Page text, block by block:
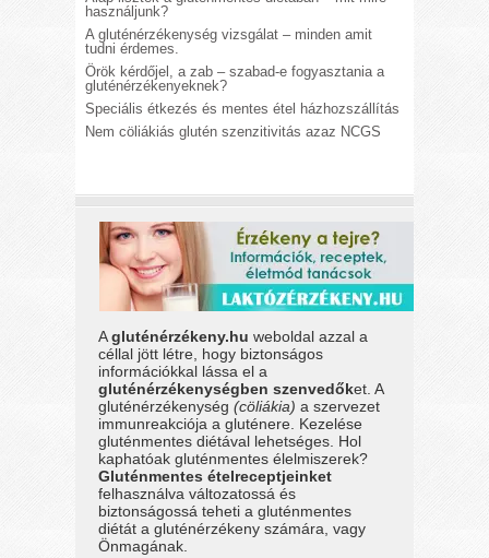
használjunk?
A gluténérzékenység vizsgálat – minden amit
tudni érdemes.
Örök kérdőjel, a zab – szabad-e fogyasztania a
gluténérzékenyeknek?
Speciális étkezés és mentes étel házhozszállítás
Nem cöliákiás glutén szenzitivitás azaz NCGS
Agluténérzékeny.hu weboldal azzal a
céllal jött létre, hogy biztonságos
információkkal lássa el a
gluténérzékenységben szenvedőket. A
gluténérzékenység(cöliákia) a szervezet
immunreakciója a gluténere. Kezelése
gluténmentes diétával lehetséges. Hol
kaphatóak gluténmentes élelmiszerek?
Gluténmentes ételreceptjeinket
felhasználva változatossá és
biztonságossá teheti a gluténmentes
diétát a gluténérzékeny számára, vagy
Önmagának.